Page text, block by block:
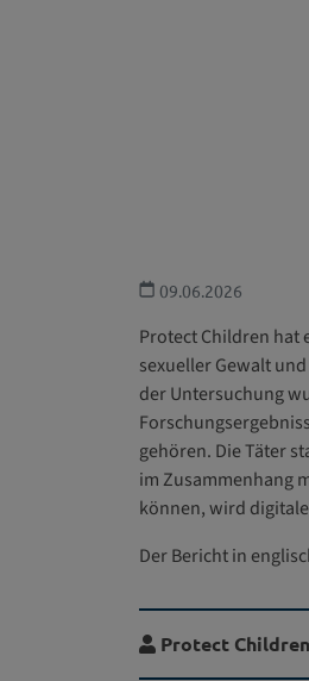
09.06.2026
Protect Children hat
sexueller Gewalt
der Untersuchung
gehören. Die Täter
im Zusammenhang
können, wird
Der Bericht in
Protect Children